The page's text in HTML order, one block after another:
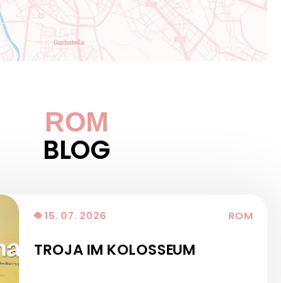
ROM
BLOG
15. 07. 2026 ROM
TROJA IM KOLOSSEUM